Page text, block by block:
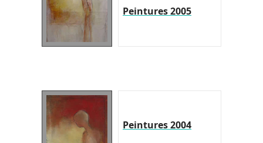
Peintures 2005
Peintures 2004